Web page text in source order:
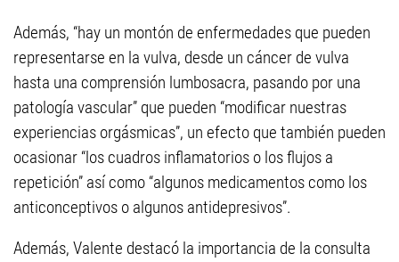
Además, “hay un montón de enfermedades que pueden
representarse en la vulva, desde un cáncer de vulva
hasta una comprensión lumbosacra, pasando por una
patología vascular” que pueden “modificar nuestras
experiencias orgásmicas”, un efecto que también pueden
ocasionar “los cuadros inflamatorios o los flujos a
repetición” así como “algunos medicamentos como los
anticonceptivos o algunos antidepresivos”.
Además, Valente destacó la importancia de la consulta